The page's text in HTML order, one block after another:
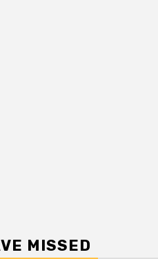
MISSED